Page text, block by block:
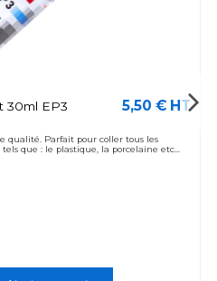
30ml EP3 5,50 € HT
qualité. Parfait pour coller tous les
que : le plastique, la porcelaine etc...